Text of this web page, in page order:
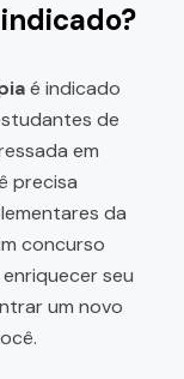
é indicado
de
em
precisa
da
concurso
seu
um novo